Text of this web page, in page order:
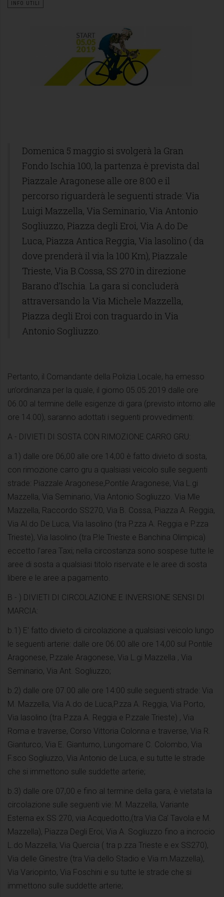
INFO UTILI
Domenica 5 maggio si svolgerà la Gran
Fondo Ischia 100, la partenza è prevista dal
Piazzale Aragonese alle ore 8:00 e il
percorso riguarderà le seguenti strade: Via
Luigi Mazzella, Via Seminario, Via Antonio
Sogliuzzo, Piazza degli Eroi, Via A.do De
Luca, Piazza Antica Reggia, Via lasolino ( da
dove prenderà il via la 100 Km), Piazzale
Trieste, Via B.Cossa, SS 270 in direzione
Barano d’Ischia. La gara si concluderà
attraversando la Via Michele Mazzella,
Piazza degli Eroi con traguardo in Via
Antonio Sogliuzzo.
Pertanto, il Comandante della Polizia Locale, ha emesso
un’ordinanza per la quale, il giorno 05.05.2019 dalle ore
06.00 al termine delle esigenze di gara (previsto intorno alle
ore 14.00), saranno adottati i seguenti provvedimenti:
A - DIVIETI DI SOSTA CON RIMOZIONE CARRO GRU:
a.1) dalle ore 06,00 alle ore 14,00 è fatto divieto di sosta,
con rimozione carro gru a qualsiasi veicolo sulle seguenti
strade: Piazzale Aragonese,Pontile Aragonese, Via L.gi
Mazzella, Via Seminario, Via Antonio Sogliuzzo. Via Mle
Mazzella, Raccordo SS270, Via B. Cossa, Piazza A. Reggia,
Via Al.do De Luca, Via lasolino (tra P.zza A. Reggia e P.zza
Trieste), Via lasolino (tra P.le Trieste e Banchina Olimpica)
eccetto l’area Taxi; nella circostanza sono sospese tutte le
aree di sosta a qualsiasi titolo riservate e le aree di sosta
libere e le aree a pagamento.
B - ) DIVIETI DI CIRCOLAZIONE E INVERSIONE SENSI DI
MARCIA:
b.1) E' fatto divieto di circolazione a qualsiasi veicolo lungo
le seguenti arterie: dalle ore 06.00 alle ore 14,00 sul Pontile
Aragonese, P.zzale Aragonese, Via L.gi Mazzella , Via
Seminario, Via Ant. Sogliuzzo;
b.2) dalle ore 07.00 alle ore 14:00 sulle seguenti strade: Via
M. Mazzella, Via A.do de Luca,P.zza A. Reggia, Via Porto,
Via lasolino (tra P.zza A. Reggia e P.zzale Trieste) , Via
Roma e traverse, Corso Vittoria Colonna e traverse, Via R.
Gianturco, Via E. Gianturno, Lungomare C. Colombo, Via
F.sco Sogliuzzo, Via Antonio de Luca, e su tutte le strade
che si immettono sulle suddette arterie;
b.3) dalle ore 07,00 e fino al termine della gara, è vietata la
circolazione sulle seguenti vie: M. Mazzella, Variante
Esterna ex SS 270, via Acquedotto,(tra Via Ca’ Tavola e M.
Mazzella), Piazza Degli Eroi, Via A. Sogliuzzo fino a incrocio
L.do Mazzella; Via Quercia ( tra p.zza Trieste e ex SS270),
Via delle Ginestre (tra Via dello Stadio e Via m.Mazzella),
Via Variopinto, Via Foschini e su tutte le strade che si
immettono sulle suddette arterie;